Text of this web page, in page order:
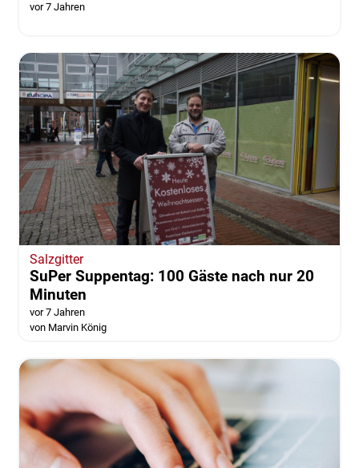
vor 7 Jahren
Salzgitter
SuPer Suppentag: 100 Gäste nach nur 20
Minuten
vor 7 Jahren
von Marvin König